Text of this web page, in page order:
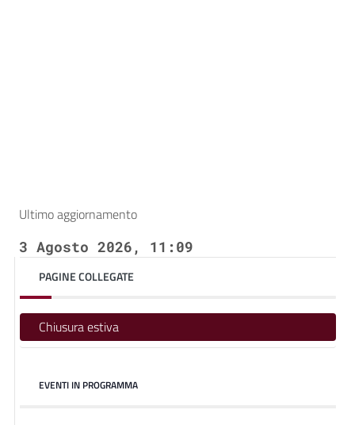
Ultimo aggiornamento
3 Agosto 2026, 11:09
PAGINE COLLEGATE
Chiusura estiva
EVENTI IN PROGRAMMA